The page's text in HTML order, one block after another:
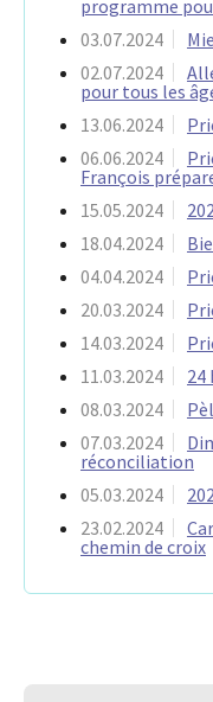
programme
03.07.2024
02.07.2024
pour tous les
13.06.2024
06.06.2024
François
15.05.2024
18.04.2024
04.04.2024
20.03.2024
14.03.2024
11.03.2024
24
08.03.2024
07.03.2024
réconciliation
05.03.2024
23.02.2024
chemin de croix